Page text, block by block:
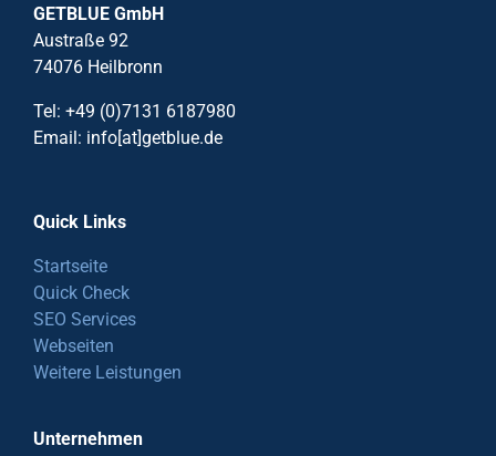
GETBLUE GmbH
Austraße 92
74076 Heilbronn
Tel: +49 (0)7131 6187980
Email: info[at]getblue.de
Quick Links
Startseite
Quick Check
SEO Services
Webseiten
Weitere Leistungen
Unternehmen